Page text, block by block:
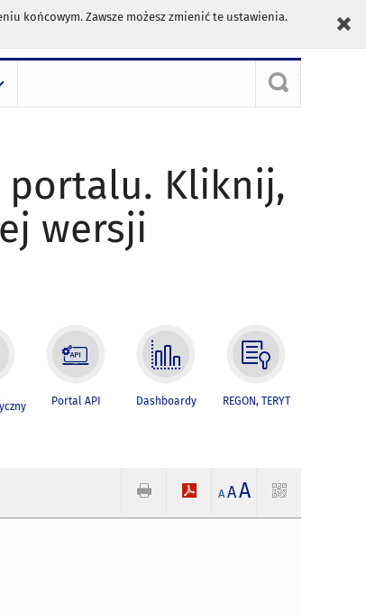
końcowym. Zawsze możesz zmienić te ustawienia.
portalu. Kliknij,
wersji
Portal API Dashboardy REGON, TERYT
A AA